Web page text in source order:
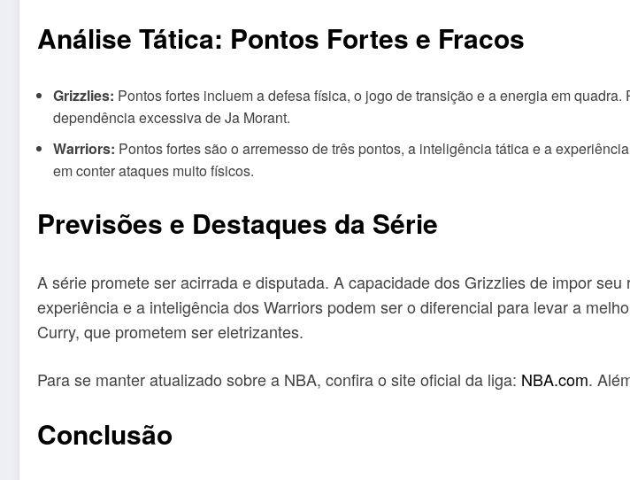
Análise Tática: Pontos Fortes e Fracos
Grizzlies: Pontos fortes incluem a defesa física, o jogo de transição e a energia em
dependência excessiva de Ja Morant.
Warriors: Pontos fortes são o arremesso de três pontos, a inteligência tática e a
em conter ataques muito físicos.
Previsões e Destaques da Série
A série promete ser acirrada e disputada. A capacidade dos Grizzlies de impor
experiência e a inteligência dos Warriors podem ser o diferencial para levar a
Curry, que prometem ser eletrizantes.
Para se manter atualizado sobre a NBA, confira o site oficial da liga: NBA.com.
Conclusão